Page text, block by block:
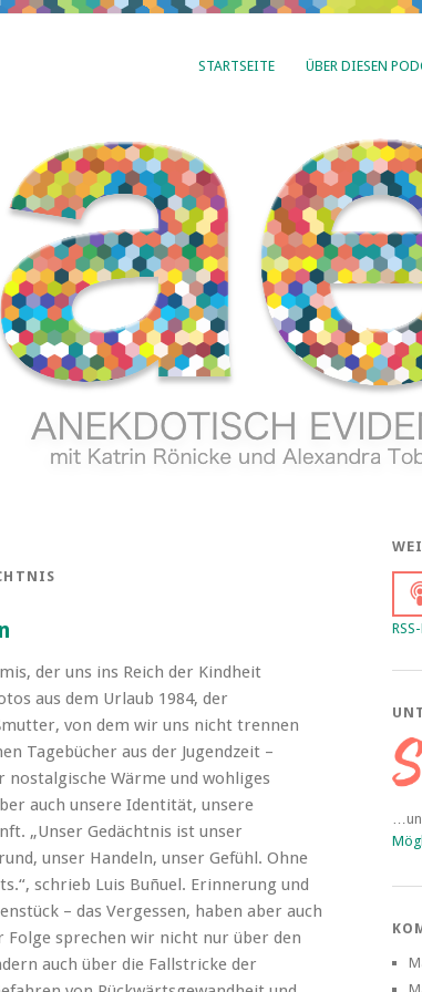
STARTSEITE ÜBER DIESEN
der uns ins Reich der Kindheit
aus dem Urlaub 1984, der
von dem wir uns nicht trennen
Tagebücher aus der Jugendzeit –
Wärme und wohliges
auch unsere Identität, unsere
„Unser Gedächtnis ist unser
unser Handeln, unser Gefühl. Ohne
schrieb Luis Buñuel. Erinnerung und
– das Vergessen, haben aber auch
Folge sprechen wir nicht nur über den
auch über die Fallstricke der